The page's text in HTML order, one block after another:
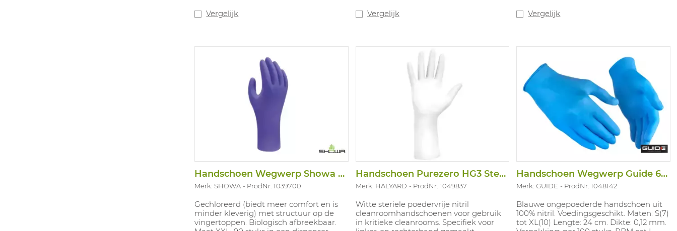
2016 4 × 4 X F; Nieuwe garenstructuur
glasvezel om productbesmetting te
voorkomen; Getest volgens EN ISO 15797
industriële wastest om x50 wasbeurten
te weerstaan tot 85°C en drogen tot
70°C zonder effect op snijweerstand;
Kleurgecodeerd om kruisbesmetting te
voorkomen; Ontworpen voor gebruik
met de hand met een mes; Tweehandig.
Vergelijk Vergelijk
van prikkeldraad, glasindustrie,
Vergelijk
Handschoen Wegwerp Showa 7545EBT PF 100S
Merk: SHOWA ProdNr. 1039700
Gechloreerd (biedt meer comfort en is
minder kleverig) met structuur op de
vingertoppen. Biologisch afbreekbaar.
Handschoen Purezero HG3 Steriel Wit
Merk: HALYARD ProdNr. 1049837
Witte steriele poedervrije nitril
cleanroomhandschoenen voor gebruik
in kritieke cleanrooms. Specifiek voor
Handschoen Wegwerp Guide 622 PF 100ST
Merk: GUIDE ProdNr. 1048142
Blauwe ongepoederde handschoen uit
100% nitril. Voedingsgeschikt. Maten: S(7)
tot XL(10) Lengte: 24 cm. Dikte: 0,12 mm.